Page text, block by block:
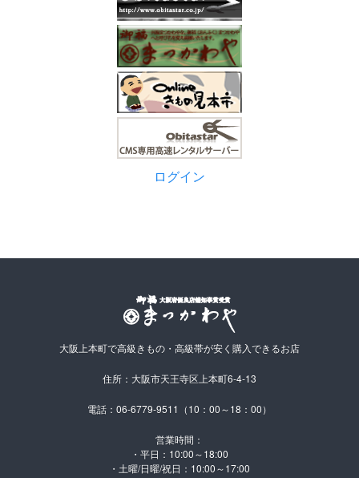
ログイン
大阪上本町で高級きもの・高級帯が安く購入できるお店
住所：大阪市天王寺区上本町6-4-13
電話：06-6779-9511（10：00～18：00）
営業時間：
・平日：10:00～18:00
・土曜/日曜/祝日：10:00～17:00